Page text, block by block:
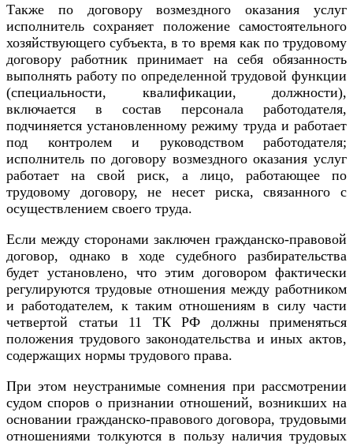
Также по договору возмездного оказания услуг
исполнитель сохраняет положение самостоятельного
хозяйствующего субъекта, в то время как по трудовому
договору работник принимает на себя обязанность
выполнять работу по определенной трудовой функции
(специальности, квалификации, должности),
включается в состав персонала работодателя,
подчиняется установленному режиму труда и работает
под контролем и руководством работодателя;
исполнитель по договору возмездного оказания услуг
работает на свой риск, а лицо, работающее по
трудовому договору, не несет риска, связанного с
осуществлением своего труда.
Если между сторонами заключен гражданско-правовой
договор, однако в ходе судебного разбирательства
будет установлено, что этим договором фактически
регулируются трудовые отношения между работником
и работодателем, к таким отношениям в силу части
четвертой статьи 11 ТК РФ должны применяться
положения трудового законодательства и иных актов,
содержащих нормы трудового права.
При этом неустранимые сомнения при рассмотрении
судом споров о признании отношений, возникших на
основании гражданско-правового договора, трудовыми
отношениями толкуются в пользу наличия трудовых